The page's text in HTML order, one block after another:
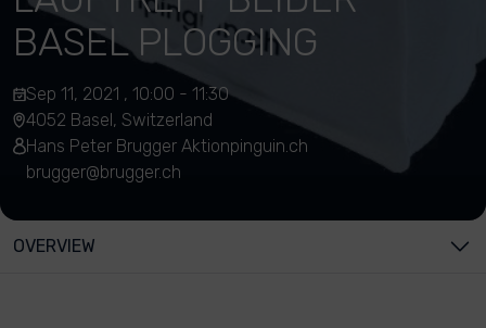
BASEL PLOGGING
Sep 11, 2021 , 10:00 - 11:30
4052 Basel, Switzerland
Hans Peter Brugger Aktionpinguin.ch
brugger@brugger.ch
OVERVIEW